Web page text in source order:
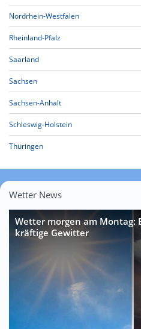
Nordrhein-Westfalen
Rheinland-Pfalz
Saarland
Sachsen
Sachsen-Anhalt
Schleswig-Holstein
Thüringen
Wetter News
Wetter morgen am Montag:
kräftige Gewitter